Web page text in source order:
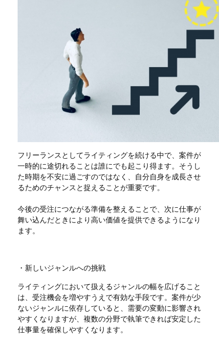
フリーランスとしてライティングを続ける中で、案件が
一時的に途切れることは誰にでも起こり得ます。そうし
た時期を不安に過ごすのではなく、自分自身を成長させ
るためのチャンスと捉えることが重要です。
今後の受注につながる準備を整えることで、次に仕事が
舞い込んだときにより高い価値を提供できるようになり
ます。
・新しいジャンルへの挑戦
ライティングにおいて扱えるジャンルの幅を広げること
は、受注機会を増やすうえで有効な手段です。案件が少
ないジャンルに依存していると、需要の変動に影響され
やすくなりますが、複数の分野で執筆できれば安定した
仕事量を確保しやすくなります。